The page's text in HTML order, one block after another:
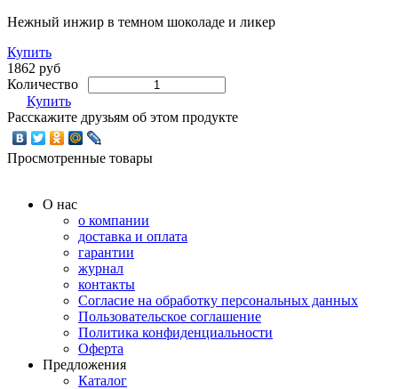
Нежный инжир в темном шоколаде и ликер
Купить
1862 руб
Количество
Купить
Расскажите друзьям об этом продукте
Просмотренные товары
О нас
о компании
доставка и оплата
гарантии
журнал
контакты
Согласие на обработку персональных данных
Пользовательское соглашение
Политика конфиденциальности
Оферта
Предложения
Каталог